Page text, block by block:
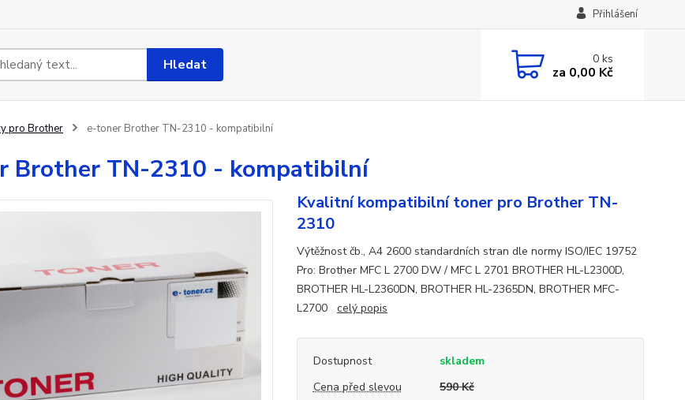
Přihlášení
Hledat 0ks
za 0,00 Kč
pro Brother e-toner Brother TN-2310 - kompatibilní
Brother TN-2310 - kompatibilní
Kvalitní kompatibilní toner pro Brother TN-
2310
Výtěžnost čb., A4 2600 standardních stran dle normy ISO/IEC 19752
Pro: Brother MFC L 2700 DW / MFC L 2701 BROTHER HL-L2300D,
BROTHER HL-L2360DN, BROTHER HL-2365DN, BROTHER MFC-
L2700 celý popis
Dostupnost
skladem
Cena před slevou
590 Kč